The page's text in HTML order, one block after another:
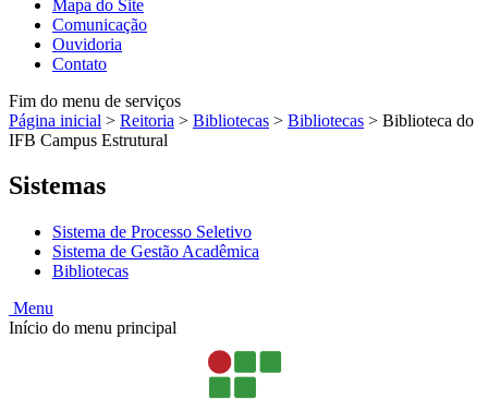
Mapa do Site
Comunicação
Ouvidoria
Contato
Fim do menu de serviços
Página inicial > Reitoria > Bibliotecas > Bibliotecas > Biblioteca do
IFB Campus Estrutural
Sistemas
Sistema de Processo Seletivo
Sistema de Gestão Acadêmica
Bibliotecas
Menu
Início do menu principal